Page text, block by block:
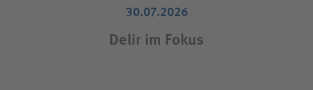
30.07.2026
Delir im Fokus